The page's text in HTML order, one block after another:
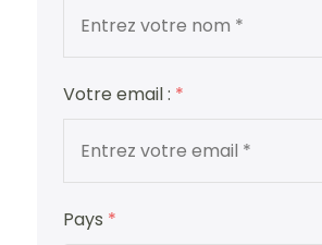
Votre email : *
Pays *